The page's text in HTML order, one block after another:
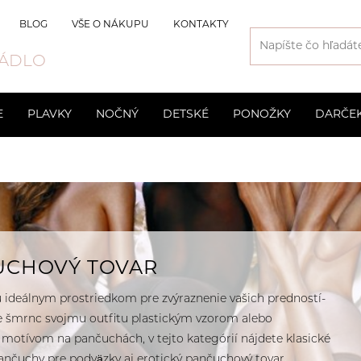
BLOG VŠE O NÁKUPU KONTAKTY
3D Spacer Materske
Neviditeľné podprsenky Športové
Bezkosticové
PLAVKY NOČNÝ DETSKÉ PONOŽKY
TOVAR
ideálnym prostriedkom pre zvýraznenie vašich predností-
šmrnc svojmu outfitu plastickým vzorom alebo
na pančuchách, v tejto kategórií nájdete klasické